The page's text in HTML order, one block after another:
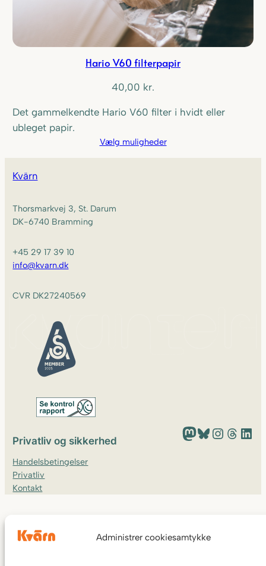
Administrer cookiesamtykke
Hario V60 filterpapir
40,00 kr.
Det gammelkendte Hario V60 filter i hvidt eller
ubleget papir.
Vælg muligheder
Kvärn
Thorsmarkvej 3, St. Darum
DK-6740 Bramming
+45 29 17 39 10
info@kvarn.dk
CVR DK27240569
Privatliv og sikkerhed
Handelsbetingelser
Privatliv
Kontakt
Mastodon Bluesky Instagram Threads LinkedIn